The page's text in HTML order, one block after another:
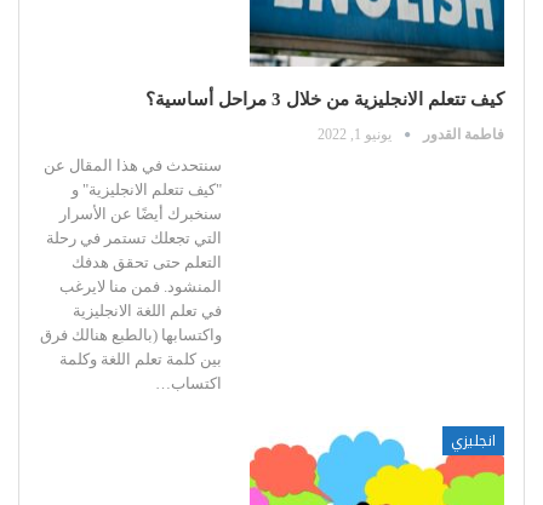
كيف تتعلم الانجليزية من خلال 3 مراحل أساسية؟
فاطمة القدور يونيو 1, 2022
سنتحدث في هذا المقال عن
"كيف تتعلم الانجليزية" و
سنخبرك أيضًا عن الأسرار
التي تجعلك تستمر في رحلة
التعلم حتى تحقق هدفك
المنشود. فمن منا لايرغب
في تعلم اللغة الانجليزية
واكتسابها (بالطبع هنالك فرق
بين كلمة تعلم اللغة وكلمة
اكتساب
انجليزي